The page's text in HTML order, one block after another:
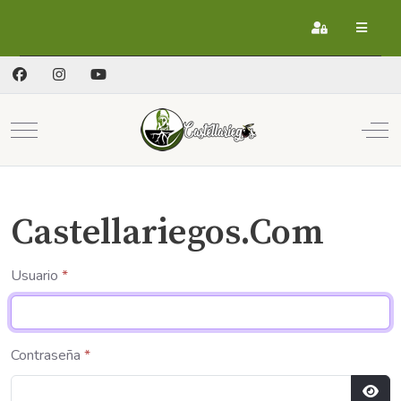
Registrarse
Mobile Menu Toggle
Castellariegos.Com
Usuario *
Contraseña *